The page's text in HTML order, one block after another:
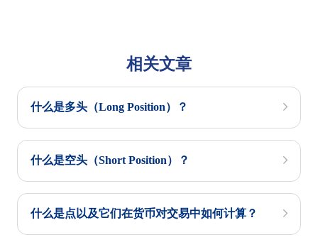
相关文章
什么是多头（Long Position）？
什么是空头（Short Position）？
什么是点以及它们在货币对交易中如何计算？